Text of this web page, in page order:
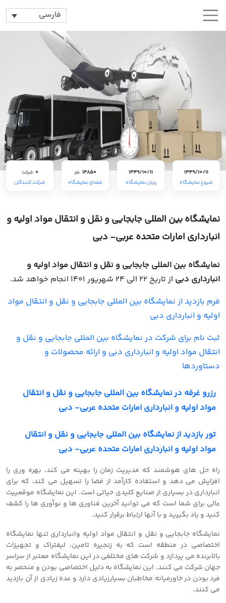
فارسی
1349/10/11
شروع نمایشگاه
1349/10/11
پایان نمایشگاه
14850 متر
فضای نمایشگاه
0 شرکت
شرکت کنندگان
نمایشگاه بین المللی جابجایی و نقل و انتقال مواد اولیه و
انبارداری امارات متحده عربی- دبی
نمایشگاه بین المللی جابجایی و نقل و انتقال مواد اولیه و
انبارداری دبی از تاریخ 22 الی 24 شهریور 1401 انجام خواهد شد
.
فرم بازدید از نمایشگاه بین المللی جابجایی و نقل و انتقال مواد
اولیه و انبارداری دبی
ثبت نام برای شرکت در نمایشگاه بین المللی جابجایی و نقل و
انتقال مواد اولیه و انبارداری دبی و ارائه محصولات و
دستاوردها
رزرو غرفه در نمایشگاه بین المللی جابجایی و نقل و انتقال
مواد اولیه و انبارداری امارات متحده عربی- دبی
تور بازدید از نمایشگاه بین المللی جابجایی و نقل و انتقال
مواد اولیه و انبارداری امارات متحده عربی- دبی
راه حل های هوشمند که مدیریت زمان را بهینه می کند، بهره وری را
افزایش می دهد و استفاده کارآمد از فضا را تسهیل می کند، که برای
انبارداری در بسیاری از صنایع کلیدی حیاتی است. این نمایشگاه موقعییت
عالی برای شما است که می توانید آخرین فناوری ها و نوآوری ها را کشف
کنید و یاد بگیرید و با آنها ارتباط برقرار کنید.
نمایشگاه جابجایی و نقل و انتقال مواد اولیه وانبارداری تنها نمایشگاه
اختصاصی در منطقه است که به زنجیره تامین، لیفتراک و تجهیزات
بالابرنده می پردازد و شرکت های مختلفی در این نمایشگاه معتبر از سراسر
جهان شرکت می کنند. این نمایشگاه به دلیل اختصاصی بودن و منحصر به
فرد بودن در خاورمیانه مخاطبان بسیارزیادی دارد و عده زیادی از آن بازدید
می کنند.